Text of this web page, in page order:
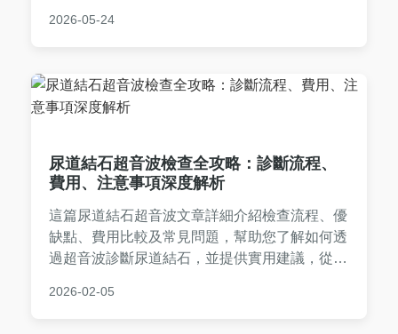
急救措施，提供完整指南。
2026-05-24
尿道結石超音波檢查全攻略：診斷流程、
費用、注意事項深度解析
這篇尿道結石超音波文章詳細介紹檢查流程、優
缺點、費用比較及常見問題，幫助您了解如何透
過超音波診斷尿道結石，並提供實用建議，從檢
2026-02-05